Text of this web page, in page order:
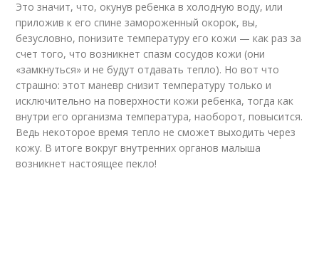
Это значит, что, окунув ребенка в холодную воду, или
приложив к его спине замороженный окорок, вы,
безусловно, понизите температуру его кожи — как раз за
счет того, что возникнет спазм сосудов кожи (они
«замкнуться» и не будут отдавать тепло). Но вот что
страшно: этот маневр снизит температуру только и
исключительно на поверхности кожи ребенка, тогда как
внутри его организма температура, наоборот, повысится.
Ведь некоторое время тепло не сможет выходить через
кожу. В итоге вокруг внутренних органов малыша
возникнет настоящее пекло!